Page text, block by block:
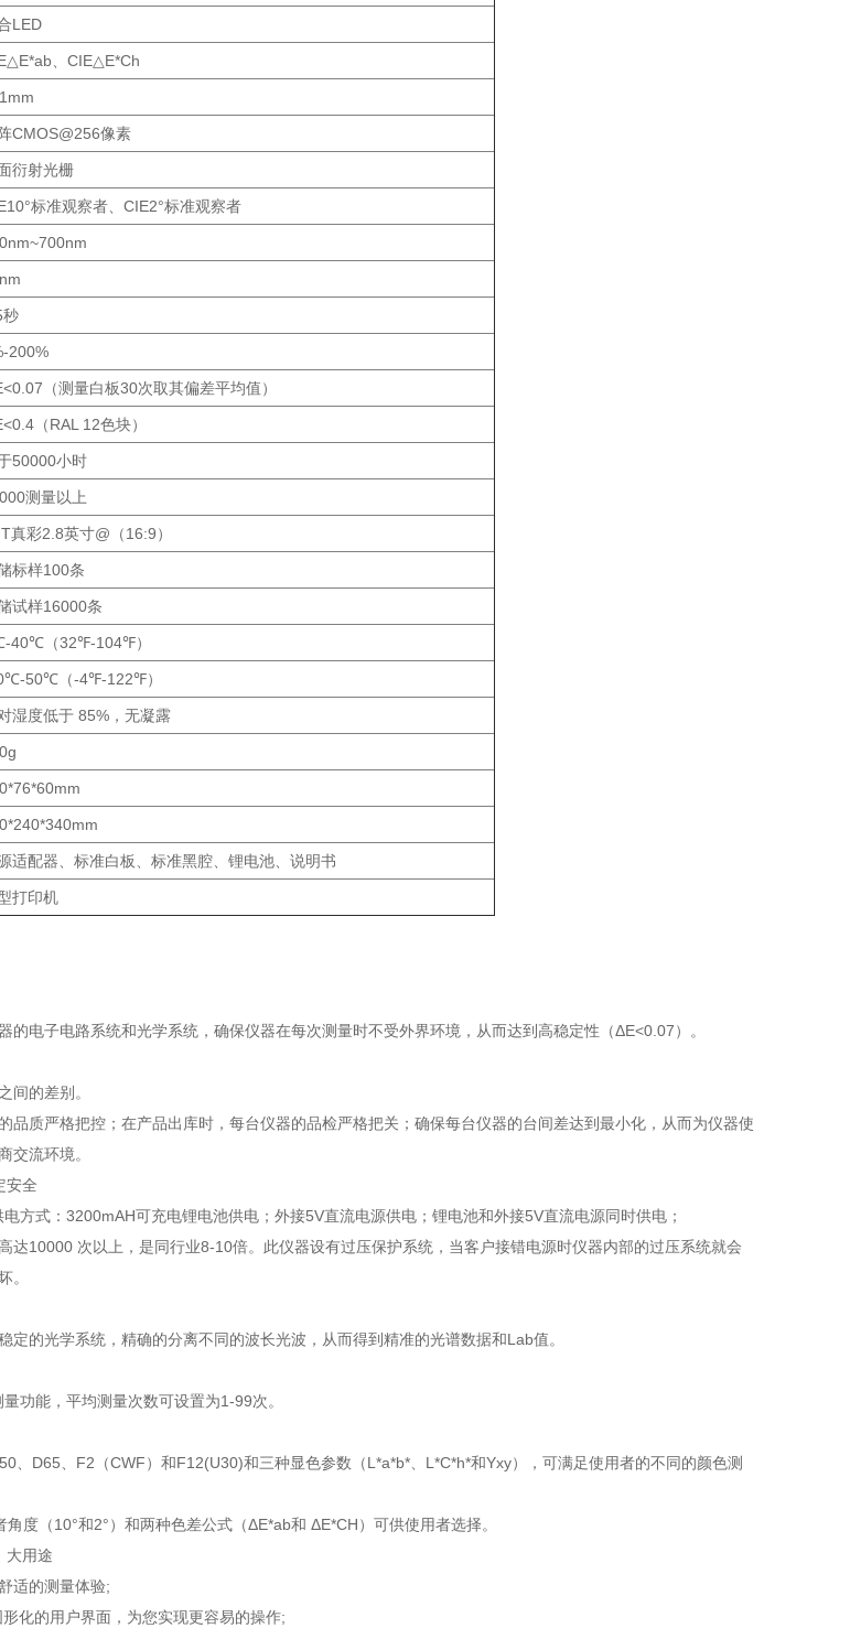
LED
、CIE△E*Ch
CMOS@256像素
衍射光栅
标准观察者、CIE2°标准观察者
秒
200%
（测量白板30次取其偏差平均值）
（RAL 12色块）
50000小时
测量以上
真彩2.8英寸@（16:9）
标样100条
试样16000条
40℃（32℉-104℉）
50℃（-4℉-122℉）
湿度低于 85%，无凝露
适配器、标准白板、标准黑腔、锂电池、说明书
打印机
的电子电路系统和光学系统，确保仪器在每次测量时不受外界环境，从而达到高稳定性（ΔE<0.07）。
间的差别。
品质严格把控；在产品出库时，每台仪器的品检严格把关；确保每台仪器的台间差达到最小化，从而为仪器使
交流环境。
安全
方式：3200mAH可充电锂电池供电；外接5V直流电源供电；锂电池和外接5V直流电源同时供电；
达10000 次以上，是同行业8-10倍。此仪器设有过压保护系统，当客户接错电源时仪器内部的过压系统就会
。
定的光学系统，精确的分离不同的波长光波，从而得到精准的光谱数据和Lab值。
功能，平均测量次数可设置为1-99次。
、D65、F2（CWF）和F12(U30)和三种显色参数（L*a*b*、L*C*h*和Yxy），可满足使用者的不同的颜色测
度（10°和2°）和两种色差公式（ΔE*ab和 ΔE*CH）可供使用者选择。
大用途
适的测量体验;
化的用户界面，为您实现更容易的操作;